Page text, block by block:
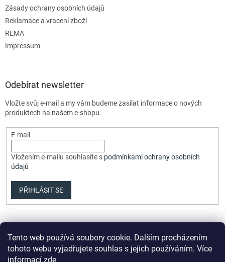
Tento web používá soubory cookie. Dalším procházením
tohoto webu vyjadřujete souhlas s jejich používáním. Více
informací zde
Zásady ochrany osobních údajů
Reklamace a vracení zboží
REMA
Impressum
Odebírat newsletter
Vložte svůj e-mail a my vám budeme zasílat informace o nových
produktech na našem e-shopu.
E-mail
Vložením e-mailu souhlasíte s podmínkami ochrany osobních
údajů
PŘIHLÁSIT SE